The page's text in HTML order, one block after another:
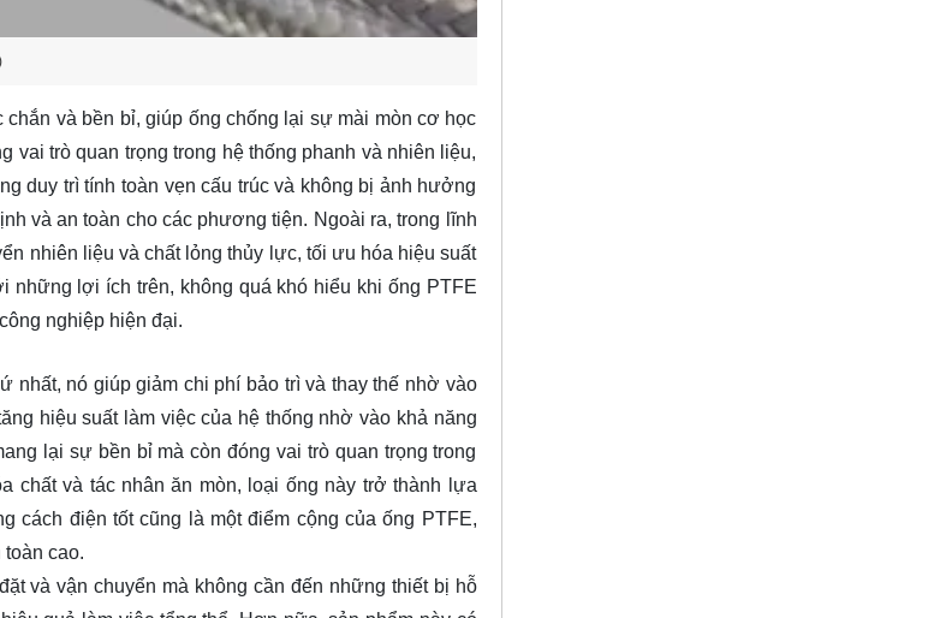
và bền bỉ, giúp ống chống lại sự mài mòn cơ học
vai trò quan trọng trong hệ thống phanh và nhiên liệu,
duy trì tính toàn vẹn cấu trúc và không bị ảnh hưởng
và an toàn cho các phương tiện. Ngoài ra, trong lĩnh
nhiên liệu và chất lỏng thủy lực, tối ưu hóa hiệu suất
những lợi ích trên, không quá khó hiểu khi ống PTFE
nghiệp hiện đại.
nó giúp giảm chi phí bảo trì và thay thế nhờ vào
hiệu suất làm việc của hệ thống nhờ vào khả năng
lại sự bền bỉ mà còn đóng vai trò quan trọng trong
chất và tác nhân ăn mòn, loại ống này trở thành lựa
cách điện tốt cũng là một điểm cộng của ống PTFE,
cao.
và vận chuyển mà không cần đến những thiết bị hỗ